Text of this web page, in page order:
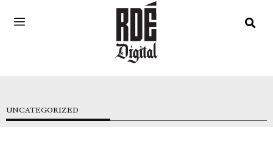
UNCATEGORIZED